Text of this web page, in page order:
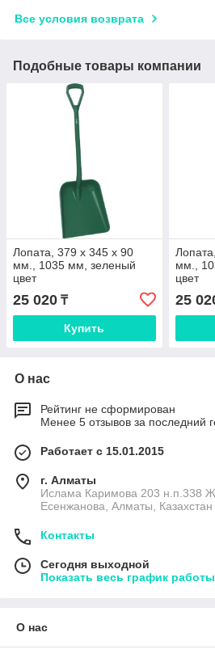
Все условия возврата
Подобные товары компании
Лопата, 379 x 345 x 90
мм., 1035 мм, зеленый
цвет
25 020 ₸
Купить
мм.,
цвет
25
О нас
Рейтинг не сформирован
Менее 5 отзывов за последний
Работает с 15.01.2015
г. Алматы
Ислама Каримова 203 н.п.338
Есенжанова, Алматы, Казахстан
Контакты
Сегодня выходной
Показать весь график работы
О нас